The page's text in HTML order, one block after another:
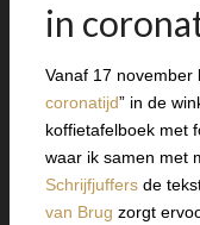
in
Vanaf 17 november
coronatijd” in de
koffietafelboek met
waar ik samen met
Schrijfjuffers de
van Brug zorgt